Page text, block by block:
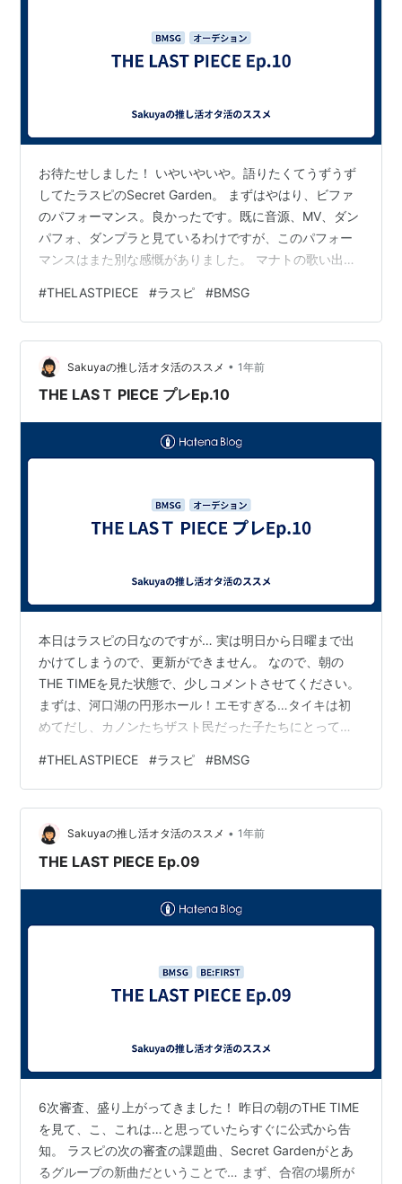
お待たせしました！ いやいやいや。語りたくてうずうず
してたラスピのSecret Garden。 まずはやはり、ビファ
のパフォーマンス。良かったです。既に音源、MV、ダン
パフォ、ダンプラと見ているわけですが、このパフォー
マンスはまた別な感慨がありました。 マナトの歌い出し
りダンスはソウタがカッコ良く決めてくれました。ジュ
ノン・シュントの艶のある歌声、レオの深みのある声。
なんというか…非常にCoolな色気を見せてくれました
ね。 後攻のラスピの子たちとの４年間の重みの差が出て
いたと思います。ダンス、歌ともに、楽曲との一体感が
#THELASTPIECE #ラスピ #BMSG
Sakuyaの推し活オタ活のススメ • 1年前
THE LASＴ PIECE プレEp.10
本日はラスピの日なのですが… 実は明日から日曜まで出
かけてしまうので、更新ができません。 なので、朝の
THE TIMEを見た状態で、少しコメントさせてください。
まずは、河口湖の円形ホール！エモすぎる…タイキは初
めてだし、カノンたちザスト民だった子たちにとっては
い出のホール。 そこで先行ビファのパフォーマンス。黒
の衣装で揃えたビファは余裕の色気がありました。 レオ
の言葉も重みがあったねぇ。 でも、ラスピの子たちのパ
フォーマンスもそれぞれ凄かった。全編見れてはいない
けど、ザストの時も然り。不完全なりの魅力というか、
#THELASTPIECE #ラスピ #BMSG
Sakuyaの推し活オタ活のススメ • 1年前
THE LAST PIECE Ep.09
6次審査、盛り上がってきました！ 昨日の朝のTHE TIME
を見て、こ、これは…と思っていたらすぐに公式から告
知。 ラスピの次の審査の課題曲、Secret Gardenがとあ
るグループの新曲だということで… まず、合宿の場所が